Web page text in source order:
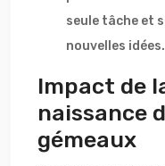
seule tâche et
nouvelles idées.
Impact de
naissance
gémeaux